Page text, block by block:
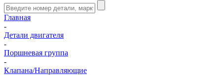
Главная
-
Детали двигателя
-
Поршневая группа
-
Клапана/Направляющие